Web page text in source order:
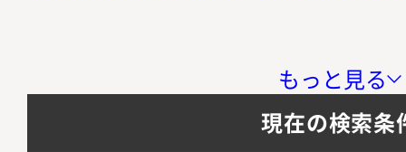
もっと見る
現在の検索条